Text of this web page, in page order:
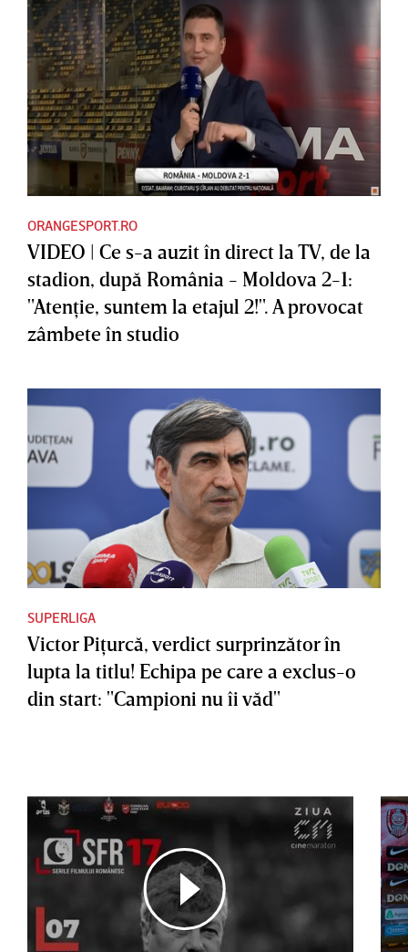
ORANGESPORT.RO
VIDEO | Ce s-a auzit în direct la TV, de la
stadion, după România - Moldova 2-1:
"Atenţie, suntem la etajul 2!". A provocat
zâmbete în studio
SUPERLIGA
Victor Piţurcă, verdict surprinzător în
lupta la titlu! Echipa pe care a exclus-o
din start: "Campioni nu îi văd"